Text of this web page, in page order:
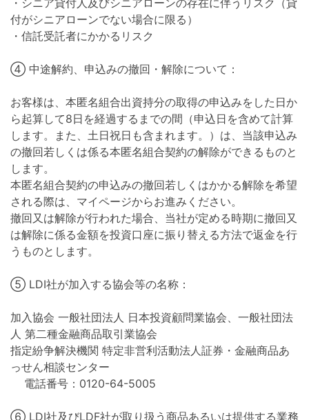
付がシニアローンでない場合に限る）
・信託受託者にかかるリスク
④ 中途解約、申込みの撤回・解除について：
お客様は、本匿名組合出資持分の取得の申込みをした日か
ら起算して8日を経過するまでの間（申込日を含めて計算
します。また、土日祝日も含まれます。）は、当該申込み
の撤回若しくは係る本匿名組合契約の解除ができるものと
します。
本匿名組合契約の申込みの撤回若しくはかかる解除を希望
される際は、マイページからお進みください。
撤回又は解除が行われた場合、当社が定める時期に撤回又
は解除に係る金額を投資口座に振り替える方法で返金を行
うものとします。
⑤ LDI社が加入する協会等の名称：
加入協会 一般社団法人 日本投資顧問業協会、一般社団法
人 第二種金融商品取引業協会
指定紛争解決機関 特定非営利活動法人証券・金融商品あ
っせん相談センター
電話番号：0120-64-5005
⑥ LDI社及びLDF社が取り扱う商品あるいは提供する業務